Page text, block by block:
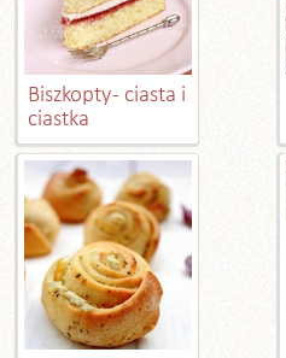
Biszkopty - ciasta i
ciastka